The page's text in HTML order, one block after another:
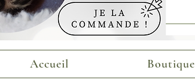
Accueil Boutique